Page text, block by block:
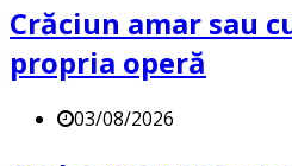
Crăciun amar sau
propria operă
03/08/2026